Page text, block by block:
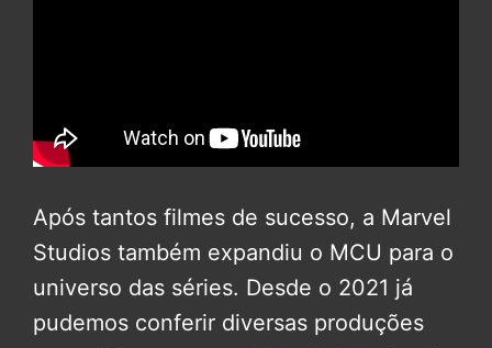
Após tantos filmes de sucesso, a Marvel
Studios também expandiu o MCU para o
universo das séries. Desde o 2021 já
pudemos conferir diversas produções